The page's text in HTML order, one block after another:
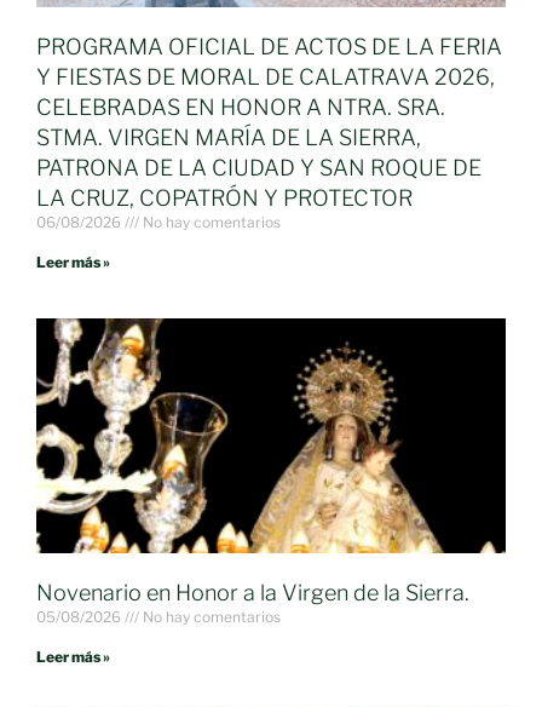
PROGRAMA OFICIAL DE ACTOS DE LA FERIA
Y FIESTAS DE MORAL DE CALATRAVA 2026,
CELEBRADAS EN HONOR A NTRA. SRA.
STMA. VIRGEN MARÍA DE LA SIERRA,
PATRONA DE LA CIUDAD Y SAN ROQUE DE
LA CRUZ, COPATRÓN Y PROTECTOR
06/08/2026 No hay comentarios
Leer más »
Novenario en Honor a la Virgen de la Sierra.
05/08/2026 No hay comentarios
Leer más »